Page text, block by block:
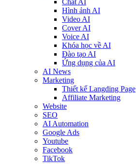
Chat AI
Hình ảnh AI
Video AI
Cover AI
Voice AI
Khóa học về AI
Đào tạo AI
Ứng dụng của AI
AI News
Marketing
Thiết kế Langding Page
Affiliate Marketing
Website
SEO
AI Automation
Google Ads
Youtube
Facebook
TikTok